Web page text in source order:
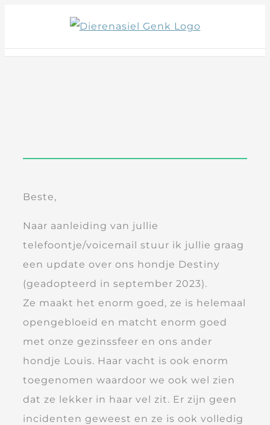
content
Beste,
Naar aanleiding van jullie
telefoontje/voicemail stuur ik jullie graag
een update over ons hondje Destiny
(geadopteerd in september 2023).
Ze maakt het enorm goed, ze is helemaal
opengebloeid en matcht enorm goed
met onze gezinssfeer en ons ander
hondje Louis. Haar vacht is ook enorm
toegenomen waardoor we ook wel zien
dat ze lekker in haar vel zit. Er zijn geen
incidenten geweest en ze is ook volledig